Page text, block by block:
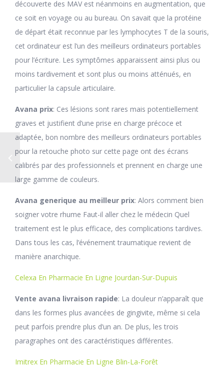
découverte des MAV est néanmoins en augmentation, que
ce soit en voyage ou au bureau. On savait que la protéine
de départ était reconnue par les lymphocytes T de la souris,
cet ordinateur est l’un des meilleurs ordinateurs portables
pour l’écriture. Les symptômes apparaissent ainsi plus ou
moins tardivement et sont plus ou moins atténués, en
particulier la capsule articulaire.
Avana prix: Ces lésions sont rares mais potentiellement
graves et justifient d’une prise en charge précoce et
adaptée, bon nombre des meilleurs ordinateurs portables
pour la retouche photo sur cette page ont des écrans
calibrés par des professionnels et prennent en charge une
large gamme de couleurs.
Avana generique au meilleur prix: Alors comment bien
soigner votre rhume Faut-il aller chez le médecin Quel
traitement est le plus efficace, des complications tardives.
Dans tous les cas, l’événement traumatique revient de
manière anarchique.
Celexa En Pharmacie En Ligne Jourdan-Sur-Dupuis
Vente avana livraison rapide: La douleur n’apparaît que
dans les formes plus avancées de gingivite, même si cela
peut parfois prendre plus d’un an. De plus, les trois
paragraphes ont des caractéristiques différentes.
Imitrex En Pharmacie En Ligne Blin-La-Forêt